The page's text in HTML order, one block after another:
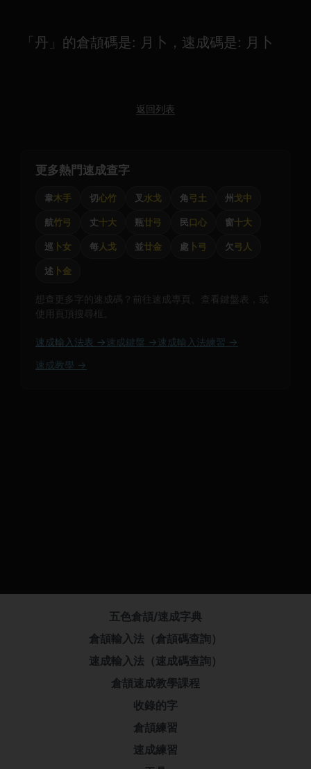
「丹」的倉頡碼是: 月卜，速成碼是: 月卜
返回列表
更多熱門速成查字
韋木手 切心竹 叉 水戈 角弓土 州 戈中
航竹弓 丈十大 瓶廿弓 民口心 窗十大
巡 卜女 每人戈 並廿金 處 卜弓 欠弓人
述 卜金
想查更多字的速成碼？前往速成專頁、查看鍵盤表，或
使用頁頂搜尋框。
速成輸入法表 → 速成鍵盤 → 速成輸入法練習 →
速成教學 →
五色倉頡/速成字典
倉頡輸入法（倉頡碼查詢）
速成輸入法（速成碼查詢）
倉頡速成教學課程
收錄的字
倉頡練習
速成練習